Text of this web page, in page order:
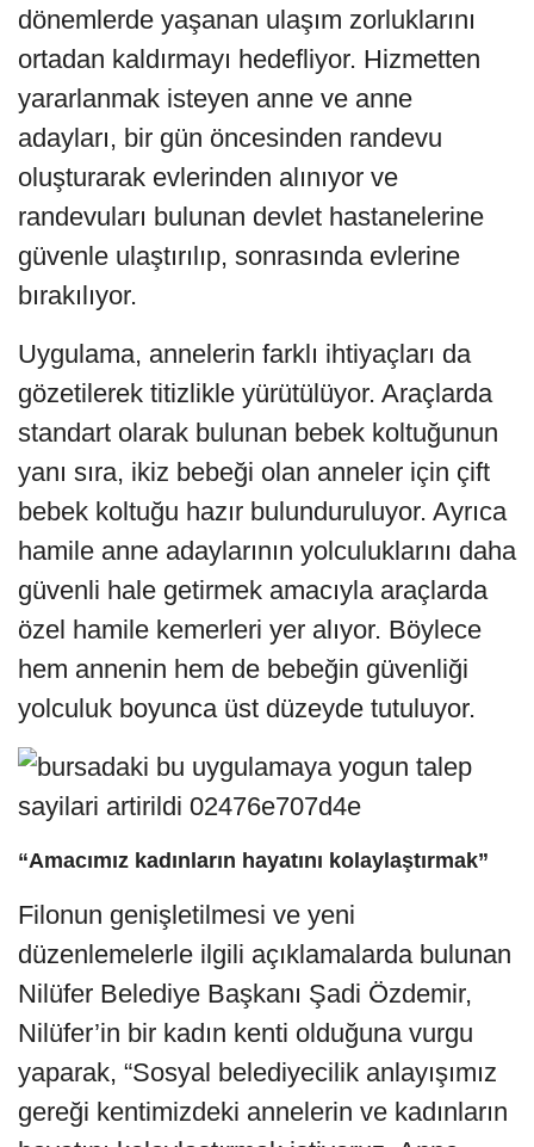
dönemlerde yaşanan ulaşım zorluklarını
ortadan kaldırmayı hedefliyor. Hizmetten
yararlanmak isteyen anne ve anne
adayları, bir gün öncesinden randevu
oluşturarak evlerinden alınıyor ve
randevuları bulunan devlet hastanelerine
güvenle ulaştırılıp, sonrasında evlerine
bırakılıyor.
Uygulama, annelerin farklı ihtiyaçları da
gözetilerek titizlikle yürütülüyor. Araçlarda
standart olarak bulunan bebek koltuğunun
yanı sıra, ikiz bebeği olan anneler için çift
bebek koltuğu hazır bulunduruluyor. Ayrıca
hamile anne adaylarının yolculuklarını daha
güvenli hale getirmek amacıyla araçlarda
özel hamile kemerleri yer alıyor. Böylece
hem annenin hem de bebeğin güvenliği
yolculuk boyunca üst düzeyde tutuluyor.
“Amacımız kadınların hayatını kolaylaştırmak”
Filonun genişletilmesi ve yeni
düzenlemelerle ilgili açıklamalarda bulunan
Nilüfer Belediye Başkanı Şadi Özdemir,
Nilüfer’in bir kadın kenti olduğuna vurgu
yaparak, “Sosyal belediyecilik anlayışımız
gereği kentimizdeki annelerin ve kadınların